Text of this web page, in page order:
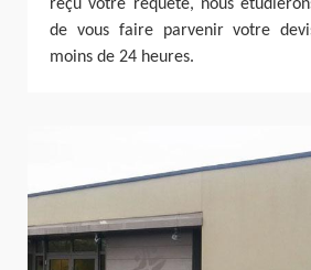
reçu votre requête, nous
de vous faire parvenir votre
moins de 24 heures.